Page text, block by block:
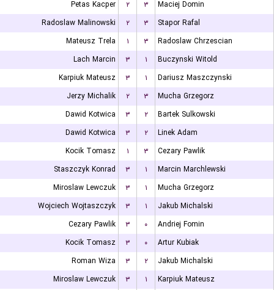
Petas Kacper
۲ ۳
Maciej Domin
Radoslaw Malinowski
۲ ۳
Stapor Rafal
Mateusz Trela
۱ ۳
Radoslaw Chrzescian
Lach Marcin
۳ ۱
Buczynski Witold
Karpiuk Mateusz
۳ ۱
Dariusz Maszczynski
Jerzy Michalik
۲ ۳
Mucha Grzegorz
Dawid Kotwica
۳ ۲
Bartek Sulkowski
Dawid Kotwica
۳ ۲
Linek Adam
Kocik Tomasz
۱ ۳
Cezary Pawlik
Staszczyk Konrad
۳ ۱
Marcin Marchlewski
Miroslaw Lewczuk
۳ ۱
Mucha Grzegorz
Wojciech Wojtaszczyk
۳ ۱
Jakub Michalski
Cezary Pawlik
۳ ۰
Andriej Fomin
Kocik Tomasz
۳ ۰
Artur Kubiak
Roman Wiza
۳ ۲
Jakub Michalski
Miroslaw Lewczuk
۳ ۱
Karpiuk Mateusz